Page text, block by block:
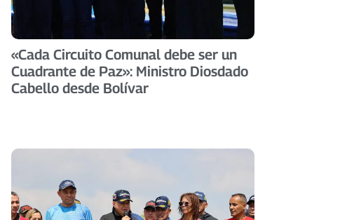
«Cada Circuito Comunal debe ser un
Cuadrante de Paz»: Ministro Diosdado
Cabello desde Bolívar